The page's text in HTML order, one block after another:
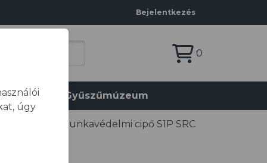
Bejelentkezés
0
Gyűszűmúzeum
Garribaldi munkavédelmi cipő S1P SRC
úgy